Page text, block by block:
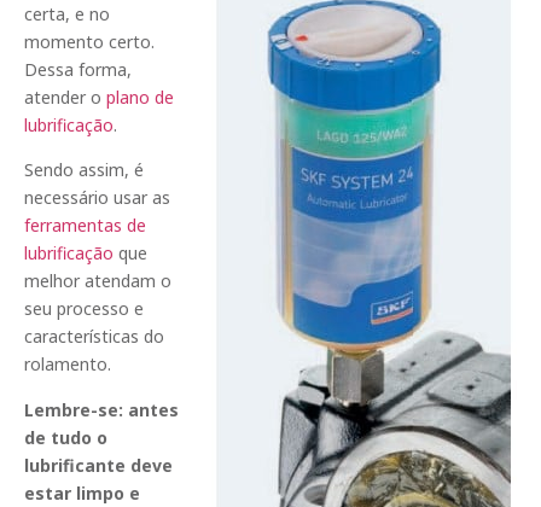
certa, e no
momento certo.
Dessa forma,
atender o plano de
lubrificação.
Sendo assim, é
necessário usar as
ferramentas de
lubrificação que
melhor atendam o
seu processo e
características do
rolamento.
Lembre-se: antes
de tudo o
lubrificante deve
estar limpo e